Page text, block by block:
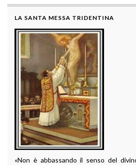
LA SANTA MESSA TRIDENTINA
«Non è abbassando il senso del